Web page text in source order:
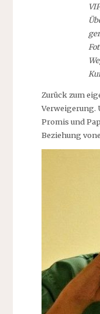
Zurück zum
Verweigerung.
Promis und
Beziehung